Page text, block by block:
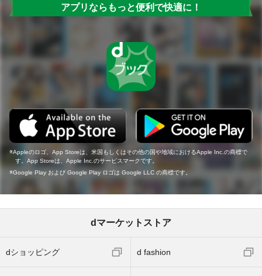
アプリならもっと便利で快適に！
Appleのロゴ、App Storeは、米国もしくはその他の国や地域におけるApple Inc.の商標で
す。App Storeは、Apple Inc.のサービスマークです。
Google Play および Google Play ロゴは Google LLC の商標です。
dマーケットストア
dショッピング d fashion